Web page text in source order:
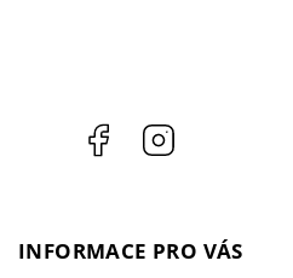
Facebook
INFORMACE PRO VÁS